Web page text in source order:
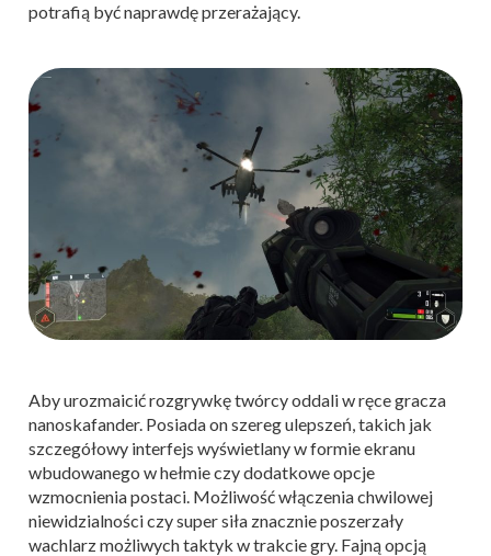
potrafią być naprawdę przerażający.
Aby urozmaicić rozgrywkę twórcy oddali w ręce gracza
nanoskafander. Posiada on szereg ulepszeń, takich jak
szczegółowy interfejs wyświetlany w formie ekranu
wbudowanego w hełmie czy dodatkowe opcje
wzmocnienia postaci. Możliwość włączenia chwilowej
niewidzialności czy super siła znacznie poszerzały
wachlarz możliwych taktyk w trakcie gry. Fajną opcją